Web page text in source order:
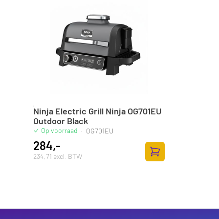
Ninja Electric Grill Ninja OG701EU
Outdoor Black
Op voorraad · OG701EU
284,-
234,71 excl. BTW
Toevoegen aan